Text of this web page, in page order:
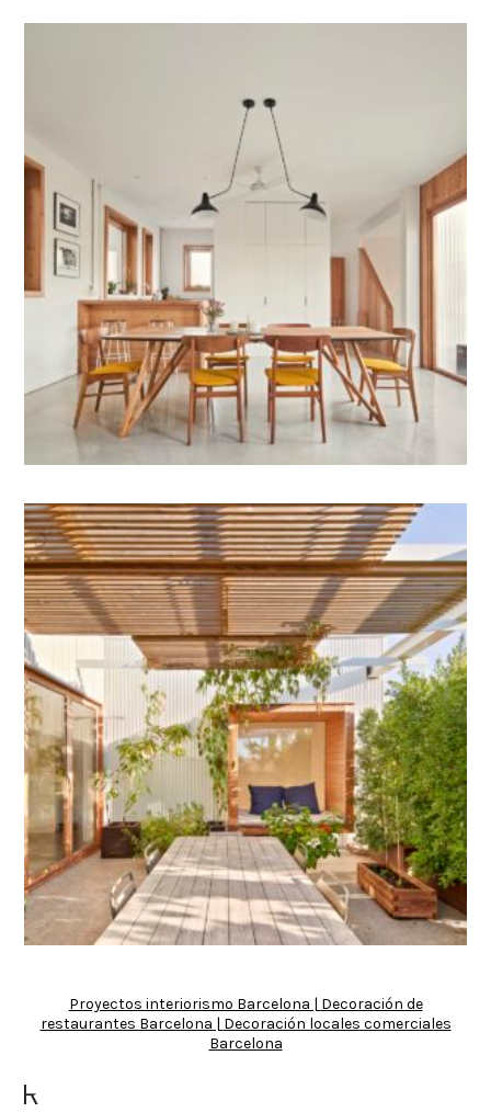
Proyectos interiorismo Barcelona | Decoración de
restaurantes Barcelona | Decoración locales comerciales
Barcelona